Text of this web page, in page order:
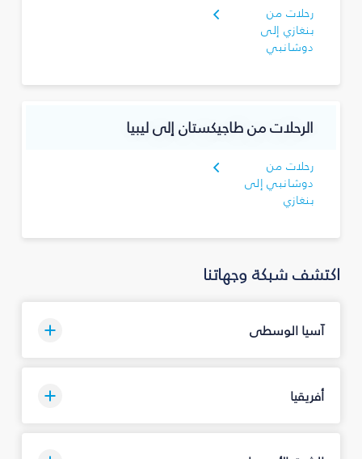
رحلات من
بنغازي إلى
دوشانبي
الرحلات من طاجيكستان إلى ليبيا
رحلات من
دوشانبي إلى
بنغازي
اكتشف شبكة وجهاتنا
آسيا الوسطى
أفريقيا